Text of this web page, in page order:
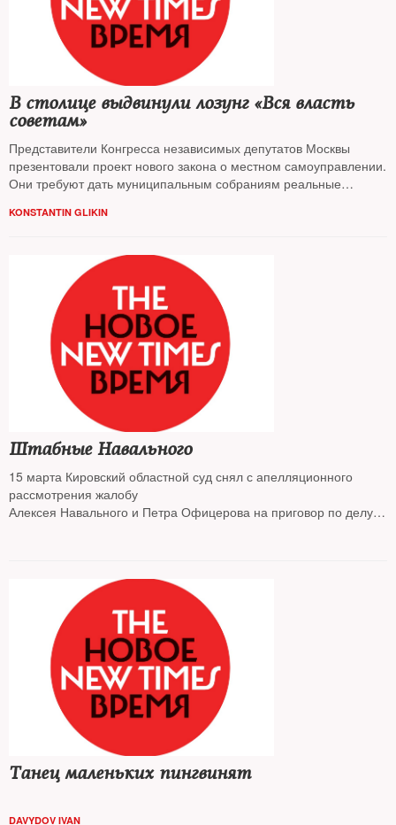
В столице выдвинули лозунг «Вся власть
советам»
Представители Конгресса независимых депутатов Москвы
презентовали проект нового закона о местном самоуправлении.
Они требуют дать муниципальным собраниям реальные
KONSTANTIN GLIKIN
Штабные Навального
15 марта Кировский областной суд снял с апелляционного
рассмотрения жалобу
Алексея Навального и Петра Офицерова на приговор по делу
выборах. Вероятно, в Кремле еще не приняли окончательного
решения, что важнее — допустить Навального до выборов и тем
самым поднять явку или избежать рисков, связанных с допуском
лидера незарегистрированной Партии прогресса до
федеральных телеканалов. Зато в его региональных штабах
уже сегодня работают люди, которые свои важные решения
приняли. The New Times поговорил с волонтерами, которые
пошли в оппозиционную политику, отказавшись от карьерных
перспектив
Танец маленьких пингвинят
DAVYDOV IVAN